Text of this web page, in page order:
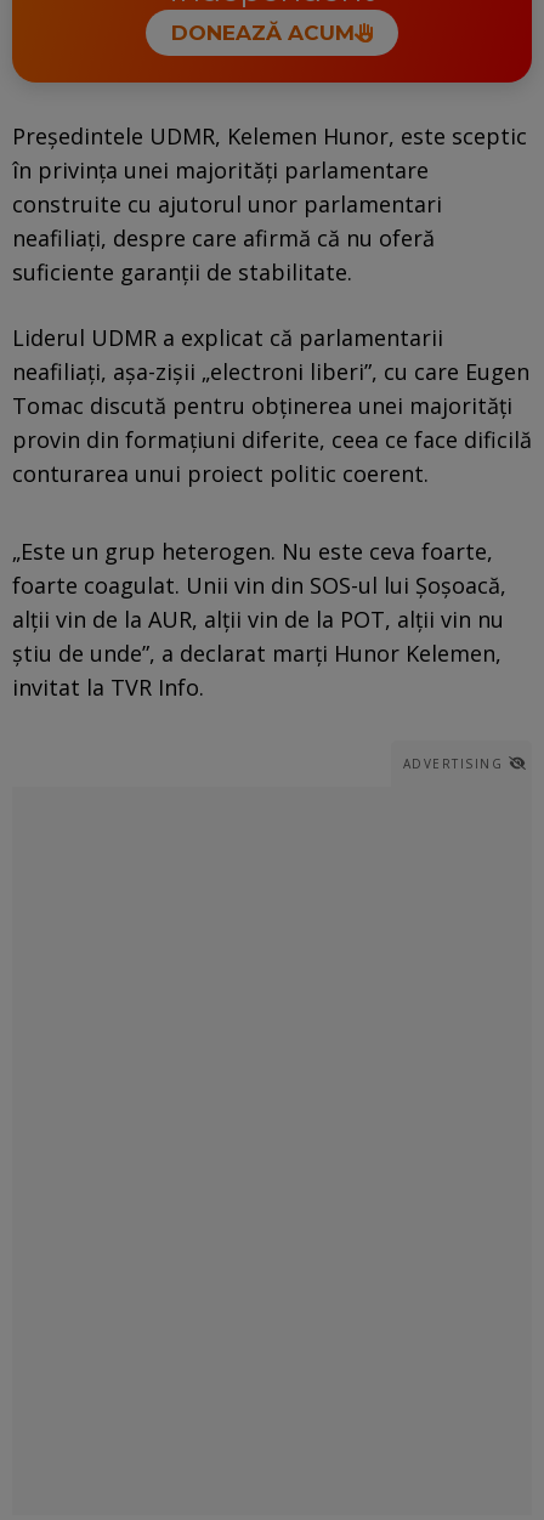
DONEAZĂ ACUM
Președintele UDMR, Kelemen Hunor, este sceptic
în privința unei majorități parlamentare
construite cu ajutorul unor parlamentari
neafiliați, despre care afirmă că nu oferă
suficiente garanții de stabilitate.
Liderul UDMR a explicat că parlamentarii
neafiliați, așa-zișii „electroni liberi”, cu care Eugen
Tomac discută pentru obținerea unei majorități
provin din formațiuni diferite, ceea ce face dificilă
conturarea unui proiect politic coerent.
„Este un grup heterogen. Nu este ceva foarte,
foarte coagulat. Unii vin din SOS-ul lui Șoșoacă,
alții vin de la AUR, alții vin de la POT, alții vin nu
știu de unde”, a declarat marți Hunor Kelemen,
invitat la TVR Info.
ADVERTISING